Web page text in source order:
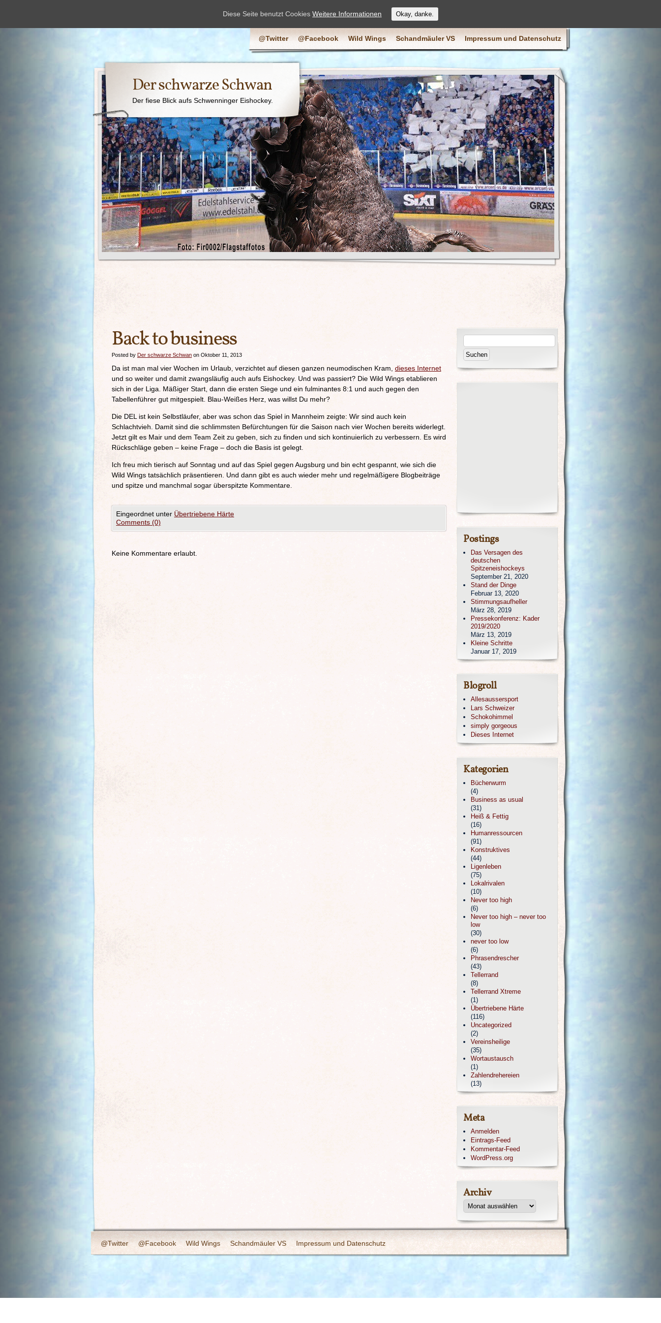
@Twitter @Facebook Wild Wings Schandmäuler VS Impressum und Datenschutz
Der schwarze Schwan
Der fiese Blick aufs Schwenninger Eishockey.
Back to business
Posted by Der schwarze Schwan on Oktober 11, 2013
Da ist man mal vier Wochen im Urlaub, verzichtet auf diesen ganzen neumodischen Kram, dieses Internet
und so weiter und damit zwangsläufig auch aufs Eishockey. Und was passiert? Die Wild Wings etablieren
sich in der Liga. Mäßiger Start, dann die ersten Siege und ein fulminantes 8:1 und auch gegen den
Tabellenführer gut mitgespielt. Blau-Weißes Herz, was willst Du mehr?
Die DEL ist kein Selbstläufer, aber was schon das Spiel in Mannheim zeigte: Wir sind auch kein
Schlachtvieh. Damit sind die schlimmsten Befürchtungen für die Saison nach vier Wochen bereits widerlegt.
Jetzt gilt es Mair und dem Team Zeit zu geben, sich zu finden und sich kontinuierlich zu verbessern. Es wird
Rückschläge geben – keine Frage – doch die Basis ist gelegt.
Ich freu mich tierisch auf Sonntag und auf das Spiel gegen Augsburg und bin echt gespannt, wie sich die
Wild Wings tatsächlich präsentieren. Und dann gibt es auch wieder mehr und regelmäßigere Blogbeiträge
und spitze und manchmal sogar überspitzte Kommentare.
Eingeordnet unter Übertriebene Härte
Comments (0)
Keine Kommentare erlaubt.
Postings
Das Versagen des
deutschen
Spitzeneishockeys
September 21, 2020
Stand der Dinge
Februar 13, 2020
Stimmungsaufheller
März 28, 2019
Pressekonferenz: Kader
2019/2020
März 13, 2019
Kleine Schritte
Januar 17, 2019
Blogroll
Allesaussersport
Lars Schweizer
Schokohimmel
simply gorgeous
Dieses Internet
Kategorien
Bücherwurm
(4)
Business as usual
(31)
Heiß & Fettig
(16)
Humanressourcen
(91)
Konstruktives
(44)
Ligenleben
(75)
Lokalrivalen
(10)
Never too high
(6)
Never too high – never too
low
(30)
never too low
(6)
Phrasendrescher
(43)
Tellerrand
(8)
Tellerrand Xtreme
(1)
Übertriebene Härte
(116)
Uncategorized
(2)
Vereinsheilige
(35)
Wortaustausch
(1)
Zahlendrehereien
(13)
Meta
Anmelden
Eintrags-Feed
Kommentar-Feed
WordPress.org
Archiv
@Twitter @Facebook Wild Wings Schandmäuler VS Impressum und Datenschutz
Diese Seite benutzt Cookies Weitere Informationen Okay, danke.